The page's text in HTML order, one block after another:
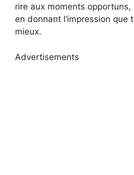
rire aux moments opportuns,
en donnant l’impression que
mieux.
Advertisements